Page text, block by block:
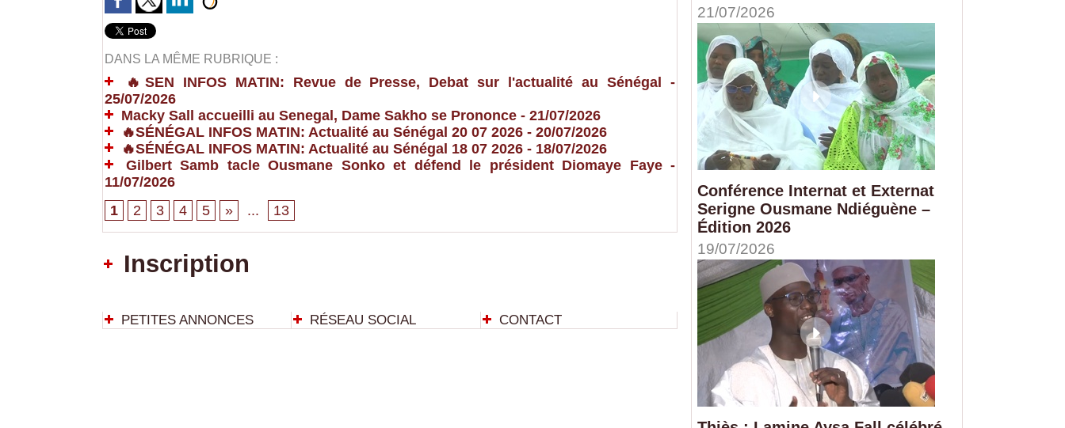
DANS LA MÊME RUBRIQUE :
🔥SEN INFOS MATIN: Revue de Presse, Debat sur l'actualité au Sénégal
-
25/07/2026
Macky Sall accueilli au Senegal, Dame Sakho se Prononce - 21/07/2026
🔥SÉNÉGAL INFOS MATIN: Actualité au Sénégal 20 07 2026 - 20/07/2026
🔥SÉNÉGAL INFOS MATIN: Actualité au Sénégal 18 07 2026 - 18/07/2026
Gilbert Samb tacle Ousmane Sonko et défend le président Diomaye Faye -
11/07/2026
1
2 3 4 5 » ... 13
Inscription
PETITES ANNONCES RÉSEAU SOCIAL CONTACT
21/07/2026
Conférence Internat et Externat
Serigne Ousmane Ndiéguène –
Édition 2026
19/07/2026